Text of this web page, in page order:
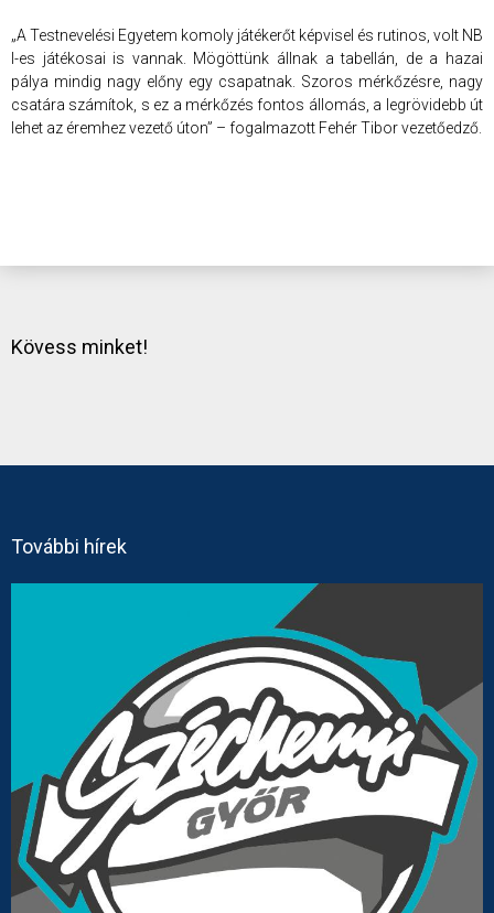
„A Testnevelési Egyetem komoly játékerőt képvisel és rutinos, volt NB
I-es játékosai is vannak. Mögöttünk állnak a tabellán, de a hazai
pálya mindig nagy előny egy csapatnak. Szoros mérkőzésre, nagy
csatára számítok, s ez a mérkőzés fontos állomás, a legrövidebb út
lehet az éremhez vezető úton” – fogalmazott Fehér Tibor vezetőedző.
Kövess minket!
További hírek